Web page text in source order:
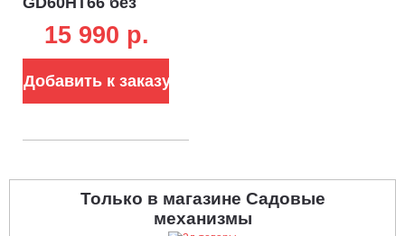
60В, 66 см, ветки
до 28 мм, 3.2 кг)
15 990 p.
Добавить к заказу
Только в магазине Садовые
механизмы